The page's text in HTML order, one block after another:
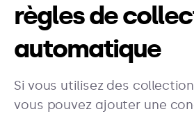
règles de
automatique
Si vous utilisez des
vous pouvez ajouter une